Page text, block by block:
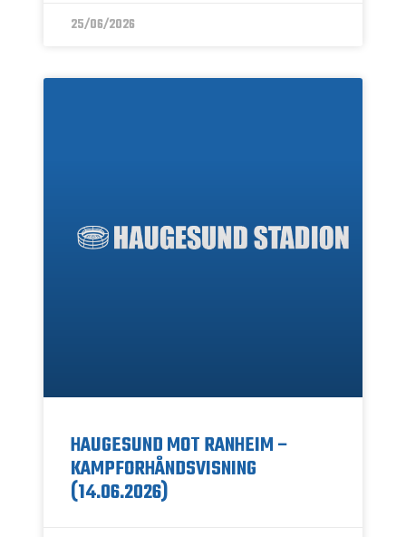
25/06/2026
HAUGESUND MOT RANHEIM –
KAMPFORHÅNDSVISNING
(14.06.2026)